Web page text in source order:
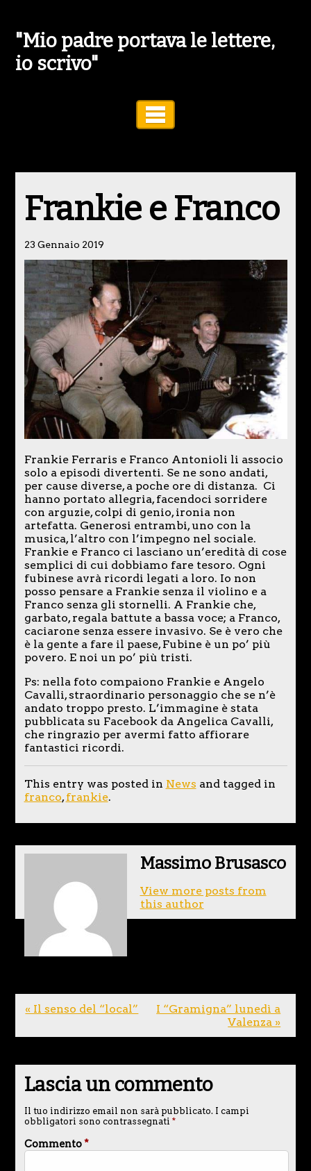
"Mio padre portava le lettere,
io scrivo"
Frankie e Franco
23 Gennaio 2019
Frankie Ferraris e Franco Antonioli li associo
solo a episodi divertenti. Se ne sono andati,
per cause diverse, a poche ore di distanza. Ci
hanno portato allegria, facendoci sorridere
con arguzie, colpi di genio, ironia non
artefatta. Generosi entrambi, uno con la
musica, l’altro con l’impegno nel sociale.
Frankie e Franco ci lasciano un’eredità di cose
semplici di cui dobbiamo fare tesoro. Ogni
fubinese avrà ricordi legati a loro. Io non
posso pensare a Frankie senza il violino e a
Franco senza gli stornelli. A Frankie che,
garbato, regala battute a bassa voce; a Franco,
caciarone senza essere invasivo. Se è vero che
è la gente a fare il paese, Fubine è un po’ più
povero. E noi un po’ più tristi.
Ps: nella foto compaiono Frankie e Angelo
Cavalli, straordinario personaggio che se n’è
andato troppo presto. L’immagine è stata
pubblicata su Facebook da Angelica Cavalli,
che ringrazio per avermi fatto affiorare
fantastici ricordi.
This entry was posted in News and tagged in
franco,frankie.
Massimo Brusasco
View more posts from
this author
« Il senso del “local”
I “Gramigna” lunedì a
Valenza »
Lascia un commento
Il tuo indirizzo email non sarà pubblicato. I campi
obbligatori sono contrassegnati *
Commento*